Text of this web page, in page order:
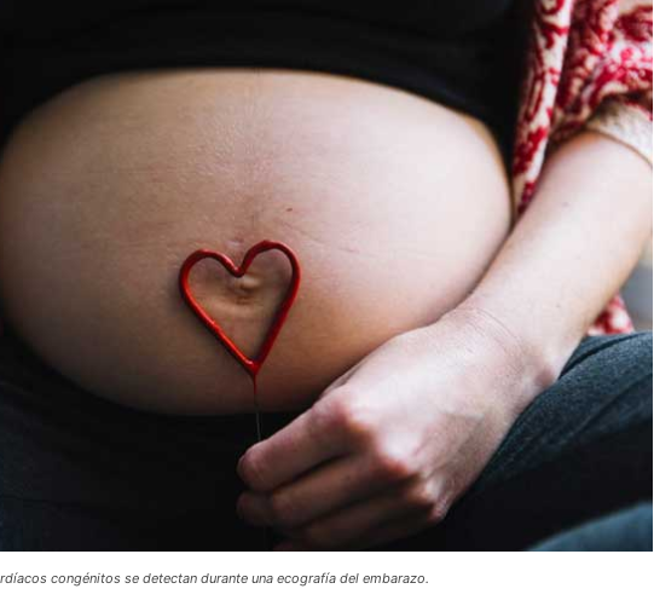
congénitos se detectan durante una ecografía del embarazo.